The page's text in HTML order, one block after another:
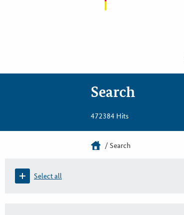
Search
472384 Hits
Search
Select all